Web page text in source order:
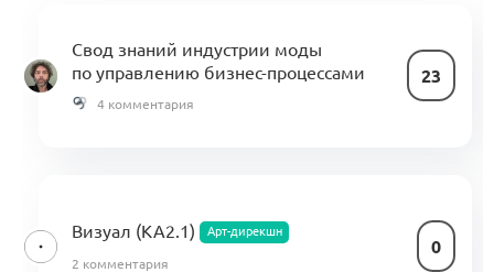
Свод знаний индустрии моды
по управлению бизнес-процессами
23
4 комментария
Визуал (KA2.1) Арт-дирекшн
0
2 комментария